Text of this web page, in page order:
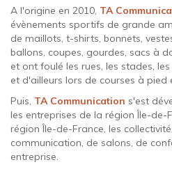
A l'origine en 2010, TA
évènements sportifs de grande
de maillots, t-shirts, bonnets,
ballons, coupes, gourdes, sacs à
et ont foulé les rues, les stades,
et d'ailleurs lors de courses à pied
Puis, TA Communication s'est
les entreprises de la région Île-de-
région Île-de-France, les
communication, de salons, de
entreprise.